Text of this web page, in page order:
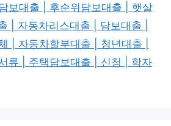
보대출 | 후순위담보대출 | 햇살
| 자동차리스대출 | 담보대출 |
| 자동차할부대출 | 청년대출 |
류 | 주택담보대출 | 신청 | 학자